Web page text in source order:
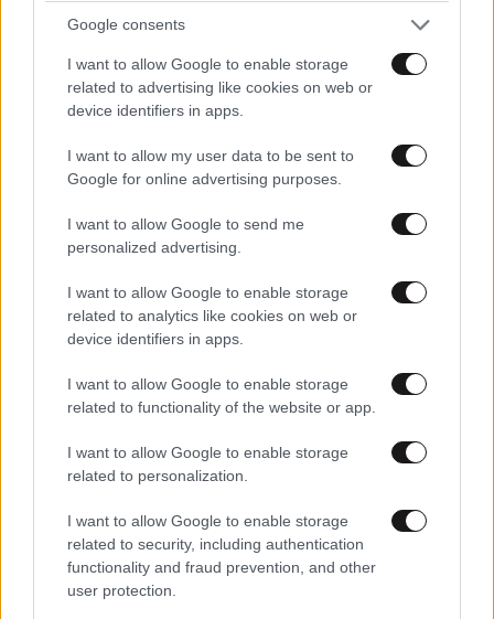
Google consents
I want to allow Google to enable storage
related to advertising like cookies on web or
device identifiers in apps.
I want to allow my user data to be sent to
Google for online advertising purposes.
I want to allow Google to send me
personalized advertising.
I want to allow Google to enable storage
related to analytics like cookies on web or
device identifiers in apps.
I want to allow Google to enable storage
related to functionality of the website or app.
I want to allow Google to enable storage
related to personalization.
I want to allow Google to enable storage
related to security, including authentication
functionality and fraud prevention, and other
user protection.
Σαν σήμερα 10 Αυγούστου: Η Ελλάδα αγγίζει
για λίγο το όνειρο «των δύο ηπείρων και των
Ιωάννα Τούνη: Η ξεχωριστή έκπληξη για τα 33α
γενέθλιά της στις Μαλδίβες με τον σύντροφο
και τους φίλους της